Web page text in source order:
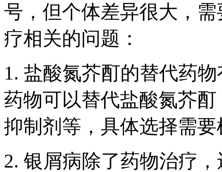
号，但个体差异很大，
疗相关的问题：
1. 盐酸氮芥酊的替代药
药物可以替代盐酸氮芥
抑制剂等，具体选择需
2. 银屑病除了药物治疗